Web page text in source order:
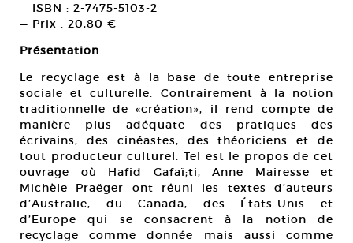
— ISBN : 2-7475-5103-2
— Prix : 20,80 €
Présentation
Le recyclage est à la base de toute entreprise
sociale et culturelle. Contrairement à la notion
traditionnelle de «création», il rend compte de
manière plus adéquate des pratiques des
écrivains, des cinéastes, des théoriciens et de
tout producteur culturel. Tel est le propos de cet
ouvrage où Hafid Gafaï;ti, Anne Mairesse et
Michèle Praëger ont réuni les textes d’auteurs
d’Australie, du Canada, des États-Unis et
d’Europe qui se consacrent à la notion de
recyclage comme donnée mais aussi comme